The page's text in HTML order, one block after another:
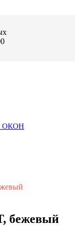
ОКОН
бежевый